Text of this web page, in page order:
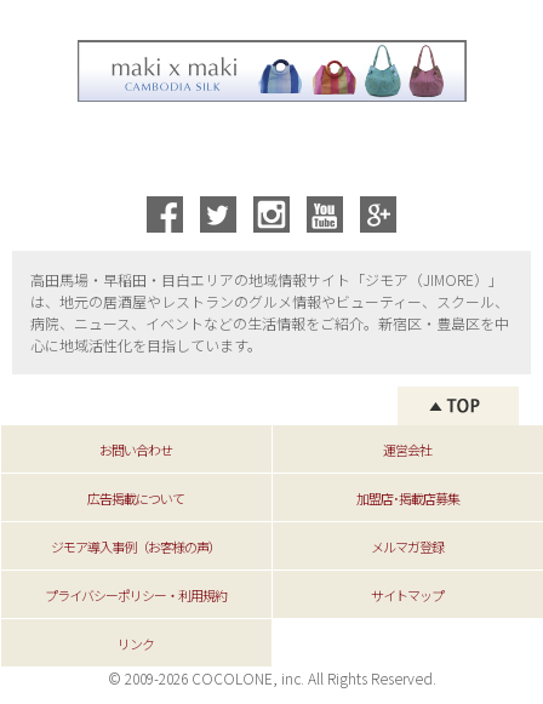
高田馬場・早稲田・目白エリアの地域情報サイト「ジモア（JIMORE）」
は、地元の居酒屋やレストランのグルメ情報やビューティー、
スクール、
病院、ニュース、イベントなどの生活情報をご紹介。新宿区・ 豊島区を中
心に地域活性化を目指しています。
お問い合わせ 運営会社
広告掲載について 加盟店･掲載店募集
ジモア導入事例（お客様の声） メルマガ登録
プライバシーポリシー・利用規約 サイトマップ
リンク
© 2009-2026 COCOLONE, inc. All Rights Reserved.